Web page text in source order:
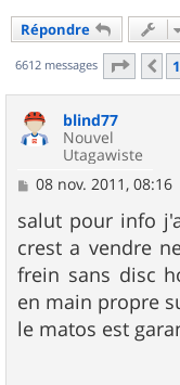
Répondre
6612 messages Page 643
1
blind77
Nouvel
Utagawiste
M
s
s
a
g
e
08 nov. 2011, 08:16
salut pour info
crest a vendre
frein sans disc
en main propre
le matos est